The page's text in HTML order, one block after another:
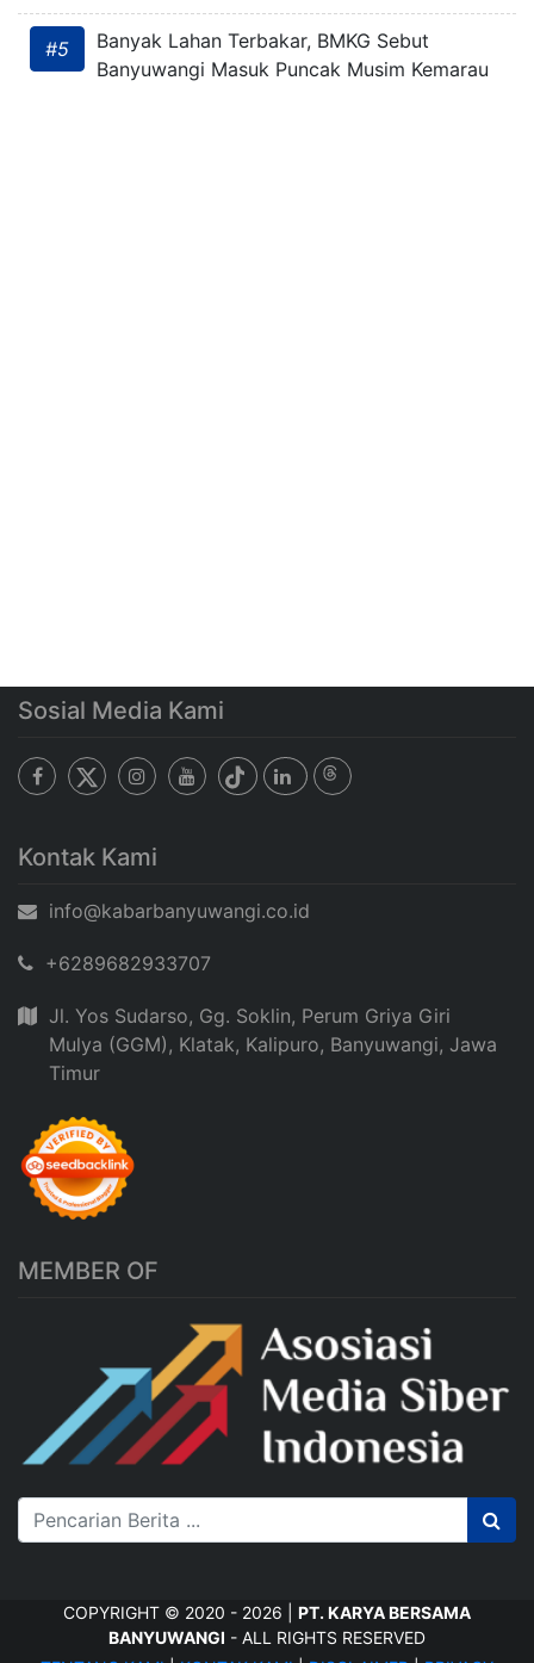
#5
Banyak Lahan Terbakar, BMKG Sebut
Banyuwangi Masuk Puncak Musim Kemarau
Sosial Media Kami
Kontak Kami
info@kabarbanyuwangi.co.id
+6289682933707
Jl. Yos Sudarso, Gg. Soklin, Perum Griya Giri
Mulya (GGM), Klatak, Kalipuro, Banyuwangi, Jawa
Timur
MEMBER OF
COPYRIGHT © 2020 - 2026 | PT. KARYA BERSAMA
BANYUWANGI - ALL RIGHTS RESERVED